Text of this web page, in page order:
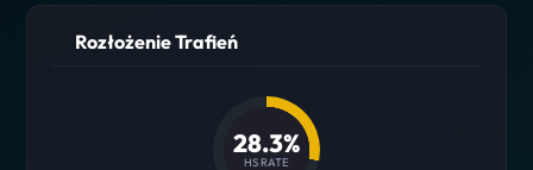
Rozłożenie Trafień
28.3%
HS RATE